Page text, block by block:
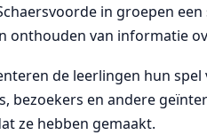
in groepen
onthouden van informatie
de leerlingen hun
bezoekers en andere
ze hebben gemaakt.